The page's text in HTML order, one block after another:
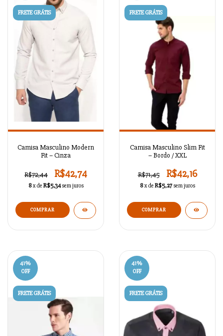
FRETE GRÁTIS
Camisa Masculino Modern
Fit – Cinza
R$72,44 R$42,74
8x de R$5,34 sem juros
COMPRAR
FRETE GRÁTIS
Camisa Masculino Slim Fit
– Bordo / XXL
R$71,45 R$42,16
8x de R$5,27 sem juros
COMPRAR
41%
OFF
FRETE GRÁTIS
41%
OFF
FRETE GRÁTIS